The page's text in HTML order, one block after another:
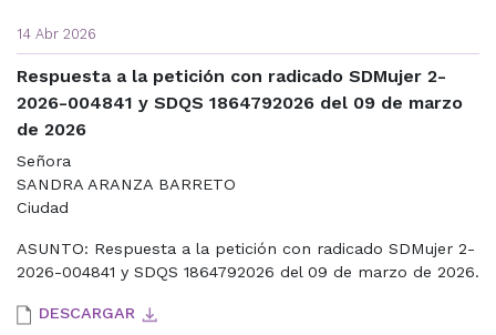
14 Abr 2026
Respuesta a la petición con radicado SDMujer 2-
2026-004841 y SDQS 1864792026 del 09 de marzo
de 2026
Señora
SANDRA ARANZA BARRETO
Ciudad
ASUNTO: Respuesta a la petición con radicado SDMujer 2-
2026-004841 y SDQS 1864792026 del 09 de marzo de 2026.
DESCARGAR